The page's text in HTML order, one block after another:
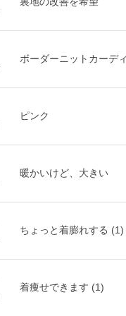
ボーダーニットカーデ
ピンク
暖かいけど、大きい
ちょっと着膨れする (1)
着痩せできます (1)